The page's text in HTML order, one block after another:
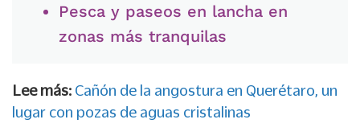
Pesca y paseos en lancha en
zonas más tranquilas
Lee más: Cañón de la angostura en Querétaro, un
lugar con pozas de aguas cristalinas